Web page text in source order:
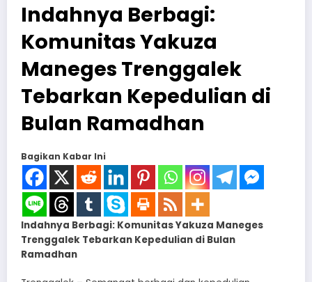
Indahnya Berbagi:
Komunitas Yakuza
Maneges Trenggalek
Tebarkan Kepedulian di
Bulan Ramadhan
Bagikan Kabar Ini
Indahnya Berbagi: Komunitas Yakuza Maneges
Trenggalek Tebarkan Kepedulian di Bulan
Ramadhan